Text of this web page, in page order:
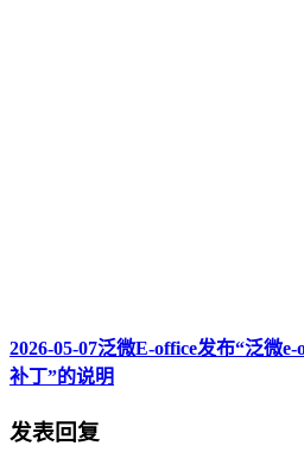
2026-05-07泛微E-office发布“泛微e-
补丁”的说明
发表回复